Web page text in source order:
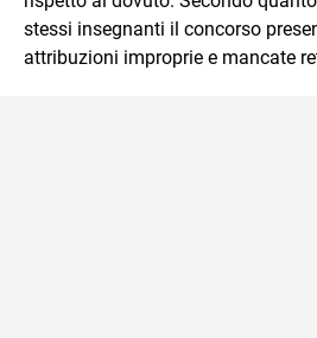
stessi insegnanti il concorso
attribuzioni improprie e mancate